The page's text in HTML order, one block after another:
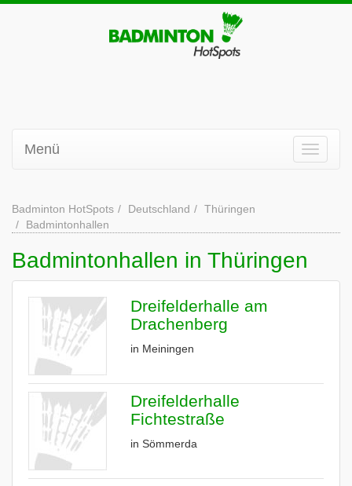
Menü
Badminton HotSpots Deutschland
Thüringen
Badmintonhallen
Badmintonhallen in Thüringen
Dreifelderhalle am
Drachenberg
in Meiningen
Dreifelderhalle
Fichtestraße
in Sömmerda